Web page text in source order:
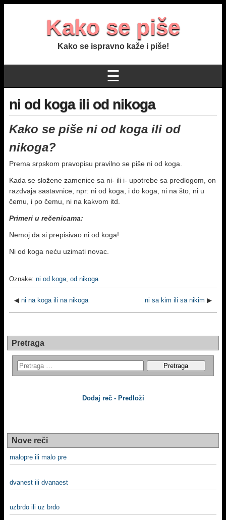
Kako se piše
Kako se ispravno kaže i piše!
☰
ni od koga ili od nikoga
Kako se piše ni od koga ili od
nikoga?
Prema srpskom pravopisu pravilno se piše ni od koga.
Kada se složene zamenice sa ni- ili i- upotrebe sa predlogom, on
razdvaja sastavnice, npr: ni od koga, i do koga, ni na što, ni u
čemu, i po čemu, ni na kakvom itd.
Primeri u rečenicama:
Nemoj da si prepisivao ni od koga!
Ni od koga neću uzimati novac.
Oznake: ni od koga, od nikoga
◀ ni na koga ili na nikoga ni sa kim ili sa nikim ▶
Pretraga
Dodaj reč - Predloži
Nove reči
malopre ili malo pre
dvanest ili dvanaest
uzbrdo ili uz brdo